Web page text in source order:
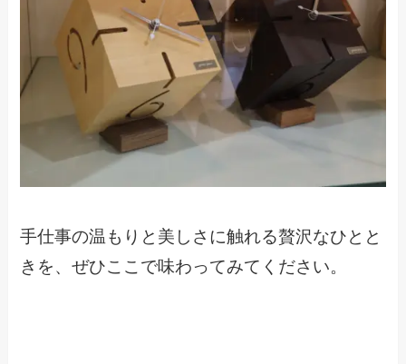
手仕事の温もりと美しさに触れる贅沢なひとと
きを、ぜひここで味わってみてください。